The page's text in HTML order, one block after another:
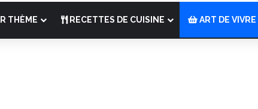
THÈME RECETTES DE CUISINE ART DE VIVRE